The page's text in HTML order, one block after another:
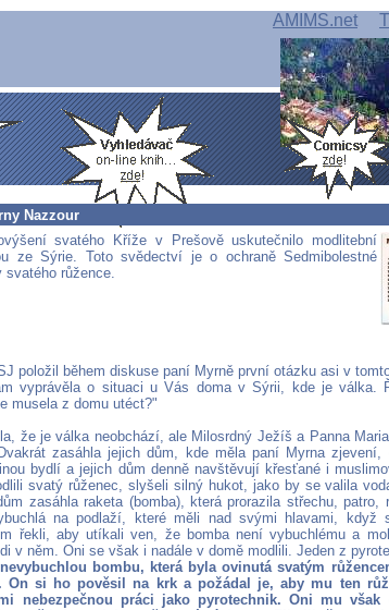
AMIMS.net
Nazzour
svatého Kříže v Prešově uskutečnilo modlitební
ze Sýrie. Toto svědectví je o ochraně Sedmibolestné
svatého růžence.
položil během diskuse paní Myrně první otázku asi v
vyprávěla o situaci u Vás doma v Sýrii, kde je válka.
musela z domu utéct?"
že je válka neobchází, ale Milosrdný Ježíš a Panna
zasáhla jejich dům, kde měla paní Myrna zjevení,
bydlí a jejich dům denně navštěvují křesťané i
svatý růženec, slyšeli silný hukot, jako by se valila
zasáhla raketa (bomba), která prorazila střechu, patro,
na podlaží, které měli nad svými hlavami, když
řekli, aby utíkali ven, že bomba není vybuchlému a
v něm. Oni se však i nadále v domě modlili. Jeden z
bombu, která byla ovinutá svatým
On si ho pověsil na krk a požádal je, aby mu ten
nebezpečnou práci jako pyrotechnik. Oni mu